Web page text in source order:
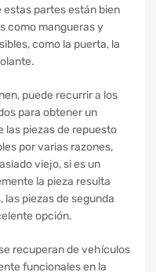
estas partes están bien
como mangueras y
como la puerta, la
puede recurrir a los
para obtener un
las piezas de repuesto
por varias razones,
viejo, si es un
la pieza resulta
las piezas de segunda
opción.
recuperan de vehículos
funcionales en la